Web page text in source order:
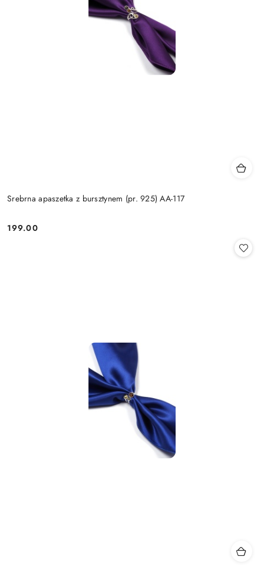
Srebrna apaszetka z bursztynem (pr. 925) AA-117
Cena:
199.00